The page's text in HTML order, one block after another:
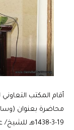
أقام المكتب التعاوني
محاضرة بعنوان
19-3-1438هـ للشيخ/ عبدالله بن مبارك الدوسري في مسجد الفلاح.